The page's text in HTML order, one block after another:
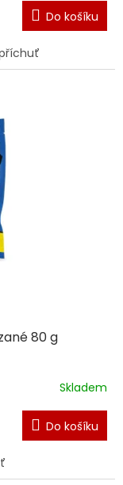
Do košíku
80 g
Skladem
Do košíku